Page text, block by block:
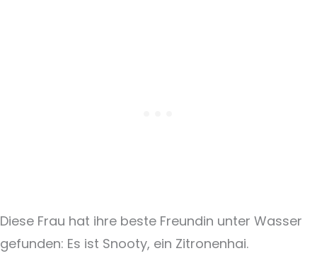
Diese Frau hat ihre beste Freundin unter Wasser
gefunden: Es ist Snooty, ein Zitronenhai.